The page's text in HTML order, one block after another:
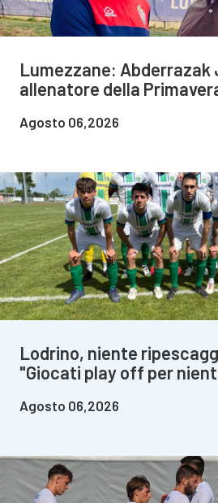
Lumezzane: Abderrazak
allenatore della
Agosto 06,2026
Lodrino, niente
"Giocati play off per
Agosto 06,2026